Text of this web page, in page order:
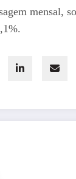
mensal,